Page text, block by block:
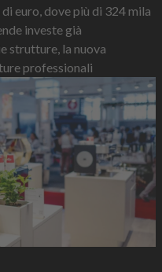
euro, dove più di 324 mila
investe già
strutture, la nuova
professionali